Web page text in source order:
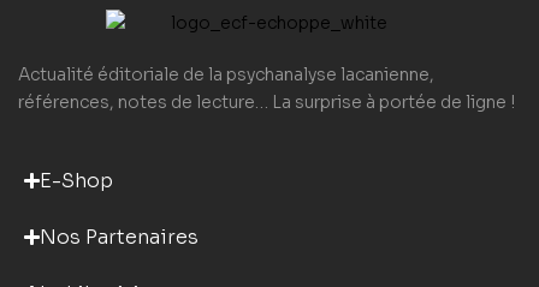
Actualité éditoriale de la psychanalyse lacanienne,
références, notes de lecture… La surprise à portée de ligne !
E-Shop
Nos Partenaires